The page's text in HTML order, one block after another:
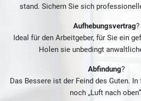
stand. Sichern Sie sich
Aufhebungsvertrag?
Ideal für den Arbeitgeber, für Sie ein
Holen sie unbedingt
Abfindung?
Das Bessere ist der Feind des Guten.
noch „Luft nach